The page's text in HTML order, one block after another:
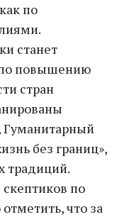
по
станет
повышению
стран
Гуманитарный
без границ»,
традиций.
по
что за